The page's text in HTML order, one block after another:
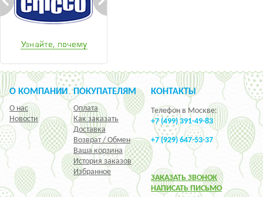
О КОМПАНИИ
О нас
Новости
ПОКУПАТЕЛЯМ
Оплата
Как заказать
Доставка
Возврат / Обмен
Ваша корзина
История заказов
Избранное
КОНТАКТЫ
Телефон в Москве:
+7 (499) 391-49-83
+7 (929) 647-53-37
ЗАКАЗАТЬ ЗВОНОК
НАПИСАТЬ ПИСЬМО